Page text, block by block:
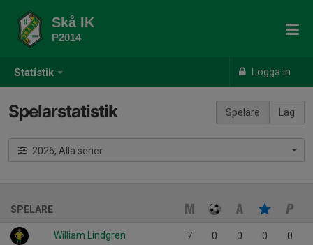
Statistik Logga in
Skå IK
P2014
Spelare Lag
Spelarstatistik
2026, Alla serier
SPELARE
William Lindgren 7 0 0 0 0